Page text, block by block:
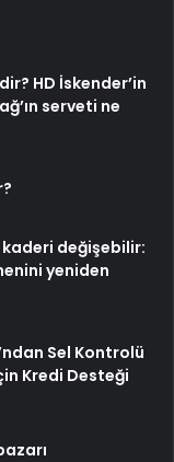
HD İskender’in
serveti ne
kaderi değişebilir:
yeniden
Sel Kontrolü
Kredi Desteği